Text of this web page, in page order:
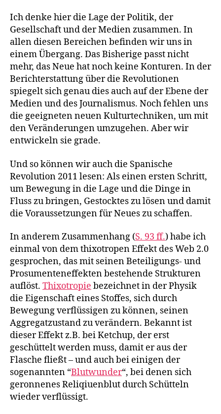
Ich denke hier die Lage der Politik, der
Gesellschaft und der Medien zusammen. In
allen diesen Bereichen befinden wir uns in
einem Übergang. Das Bisherige passt nicht
mehr, das Neue hat noch keine Konturen. In der
Berichterstattung über die Revolutionen
spiegelt sich genau dies auch auf der Ebene der
Medien und des Journalismus. Noch fehlen uns
die geeigneten neuen Kulturtechniken, um mit
den Veränderungen umzugehen. Aber wir
entwickeln sie grade.
Und so können wir auch die Spanische
Revolution 2011 lesen: Als einen ersten Schritt,
um Bewegung in die Lage und die Dinge in
Fluss zu bringen, Gestocktes zu lösen und damit
die Voraussetzungen für Neues zu schaffen.
In anderem Zusammenhang (S. 93 ff.) habe ich
einmal von dem thixotropen Effekt des Web 2.0
gesprochen, das mit seinen Beteiligungs- und
Prosumenteneffekten bestehende Strukturen
auflöst. Thixotropie bezeichnet in der Physik
die Eigenschaft eines Stoffes, sich durch
Bewegung verflüssigen zu können, seinen
Aggregatzustand zu verändern. Bekannt ist
dieser Effekt z.B. bei Ketchup, der erst
geschüttelt werden muss, damit er aus der
Flasche fließt – und auch bei einigen der
sogenannten “Blutwunder“, bei denen sich
geronnenes Reliqiuenblut durch Schütteln
wieder verflüssigt.